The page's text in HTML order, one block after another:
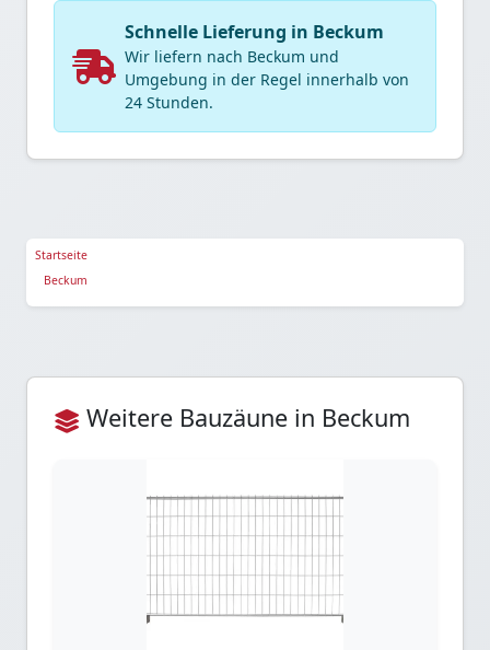
Startseite
Beckum
Schnelle Lieferung in Beckum
Wir liefern nach Beckum und
Umgebung in der Regel innerhalb von
24 Stunden.
Weitere Bauzäune in Beckum